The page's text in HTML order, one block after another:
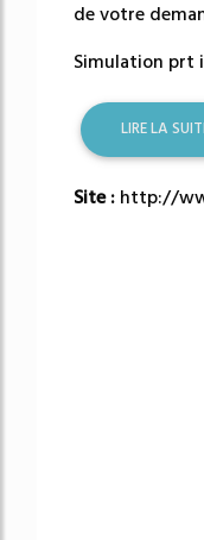
de votre
Simulation prt
LIRE LA
Site : http://